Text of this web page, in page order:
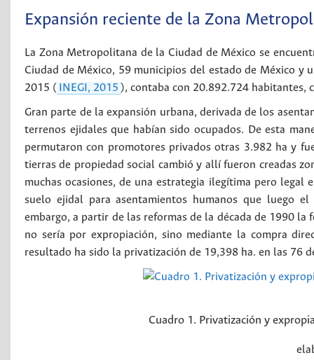
Expansión reciente de la Zona
La Zona Metropolitana de la Ciudad de México se
Ciudad de México, 59 municipios del estado de México y
2015 (
INEGI, 2015 ), contaba con 20.892.724 habitantes,
Gran parte de la expansión urbana, derivada de los
terrenos ejidales que habían sido ocupados. De esta
permutaron con promotores privados otras 3.982 ha y
tierras de propiedad social cambió y allí fueron creadas
muchas ocasiones, de una estrategia ilegítima pero
suelo ejidal para asentamientos humanos que luego
embargo, a partir de las reformas de la década de 1990
no sería por expropiación, sino mediante la compra
resultado ha sido la privatización de 19,398 ha. en las 76
Cuadro 1. Privatización y